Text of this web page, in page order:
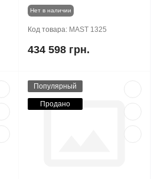
Нет в наличии
Код товара: MAST 1325
434 598 грн.
Популярный
Продано